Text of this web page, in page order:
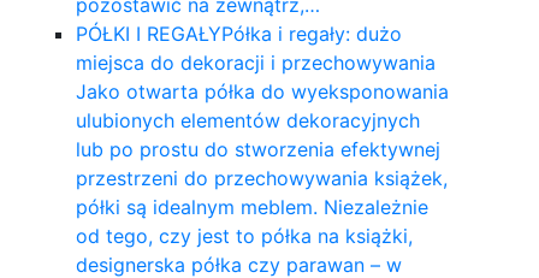
PÓŁKI I REGAŁYPółka i regały: dużo
miejsca do dekoracji i przechowywania
Jako otwarta półka do wyeksponowania
ulubionych elementów dekoracyjnych
lub po prostu do stworzenia efektywnej
przestrzeni do przechowywania książek,
półki są idealnym meblem. Niezależnie
od tego, czy jest to półka na książki,
designerska półka czy parawan – w